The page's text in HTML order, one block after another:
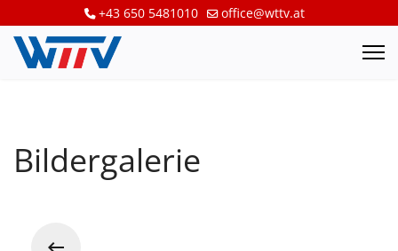
+43 650 5481010 office@wttv.at
Bildergalerie